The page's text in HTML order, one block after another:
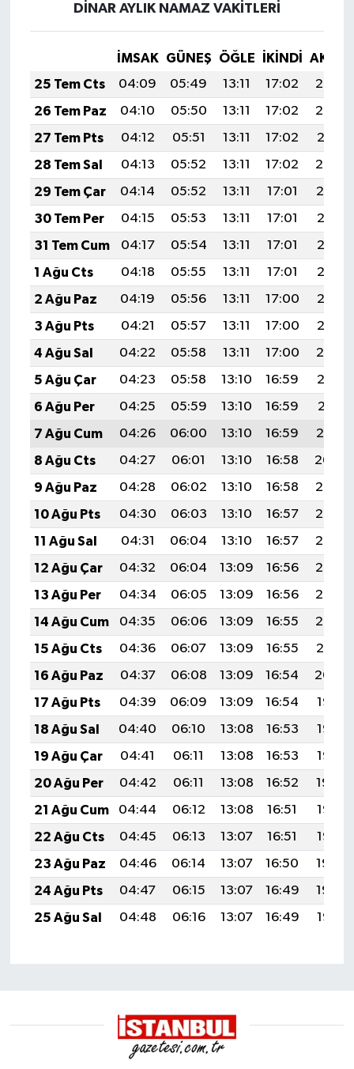
DİNAR AYLIK NAMAZ VAKITLERI
İMSAK GÜNEŞ ÖĞLE İKINDI
25 Tem Cts
04:09 05:49 13:11 17:02
20:23
26 Tem Paz
04:10 05:50 13:11 17:02
20:22
27 Tem Pts
04:12 05:51 13:11 17:02
20:21
28 Tem Sal
04:13 05:52 13:11 17:02
20:20
29 Tem Çar
04:14 05:52 13:11 17:01
20:19
30 Tem Per
04:15 05:53 13:11 17:01
20:18
31 Tem Cum
04:17 05:54 13:11 17:01
20:18
1 Ağu Cts
04:18 05:55 13:11 17:01
20:17
2 Ağu Paz
04:19 05:56 13:11 17:00
20:16
3 Ağu Pts
04:21 05:57 13:11 17:00
20:15
4 Ağu Sal
04:22 05:58 13:11 17:00
20:14
5 Ağu Çar
04:23 05:58 13:10 16:59
20:13
6 Ağu Per
04:25 05:59 13:10 16:59
20:11
7 Ağu Cum
04:26 06:00 13:10 16:59
20:10
8 Ağu Cts
04:27 06:01 13:10 16:58
20:09
9 Ağu Paz
04:28 06:02 13:10 16:58
20:08
10 Ağu Pts
04:30 06:03 13:10 16:57
20:07
11 Ağu Sal
04:31 06:04 13:10 16:57
20:06
12 Ağu Çar
04:32 06:04 13:09 16:56
20:05
13 Ağu Per
04:34 06:05 13:09 16:56
20:03
14 Ağu Cum
04:35 06:06 13:09 16:55
20:02
15 Ağu Cts
04:36 06:07 13:09 16:55
20:01
16 Ağu Paz
04:37 06:08 13:09 16:54
20:00
17 Ağu Pts
04:39 06:09 13:09 16:54
19:58
18 Ağu Sal
04:40 06:10 13:08 16:53
19:57
19 Ağu Çar
04:41 06:11 13:08 16:53
19:56
20 Ağu Per
04:42 06:11 13:08 16:52
19:54
21 Ağu Cum
04:44 06:12 13:08 16:51
19:53
22 Ağu Cts
04:45 06:13 13:07 16:51
19:52
23 Ağu Paz
04:46 06:14 13:07 16:50
19:50
24 Ağu Pts
04:47 06:15 13:07 16:49
19:49
25 Ağu Sal
04:48 06:16 13:07 16:49 19:47